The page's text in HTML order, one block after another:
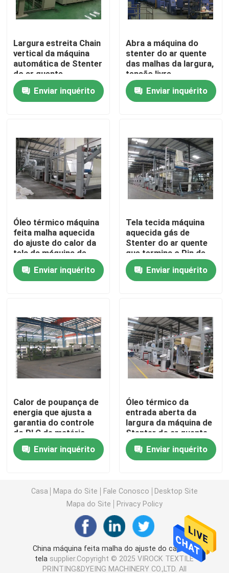
Casa
Produtos
Excursão da fábrica
Controle da qualidade
notícia
Peça umas citações
stenter do ajuste do calor
Máquina de Stenter do ar quente
máquina do stenter de matéria têxtil
máquina do stenter da tela
Máquina de impressão giratória da tela
Máquina do navio do laço
Relaxe uma máquina mais seca
Largura estreita Chain
vertical da máquina
automática de Stenter
do ar quente
personalizada
Enviar inquérito
Abra a máquina do
stenter do ar quente
das malhas da largura,
tensão livre,
manutenção simples
Enviar inquérito
Óleo térmico máquina
feita malha aquecida
do ajuste do calor da
tela da máquina de
matéria têxtil de
Stenter da tela
Enviar inquérito
Tela tecida máquina
aquecida gás de
Stenter do ar quente
que termina o Pin de
Stenter/grampo
combinados
Enviar inquérito
Calor de poupança de
energia que ajusta a
garantia do controle
do PLC de matéria
têxtil da máquina de
Stenter 1 ano
Enviar inquérito
Óleo térmico da
entrada aberta da
largura da máquina de
Stenter do ar quente
trilho horizontal
aquecidoEnviar inquérito
Casa Mapa do Site Fale Conosco
Desktop Site
Mapa do Site
Privacy Policy
China máquina feita malha do ajuste do calor da
tela supplier.Copyright © 2025 VIROCK TEXTILE
PRINTING&DYEING MACHINERY CO.,LTD. All